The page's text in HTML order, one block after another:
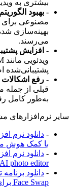
بیشتری به
- بهبود
مصنوعی برای
بهینه‌سازی
می‌رسند.
- افزایش
پشتیبانی‌شده
- رفع
قبلی از جمله
به‌طور کامل
سایر نرم‌افزارهای
-
با کمک هوش
-
AI photo editor نسخه پرمیوم
-
Face Swap برای اندروید